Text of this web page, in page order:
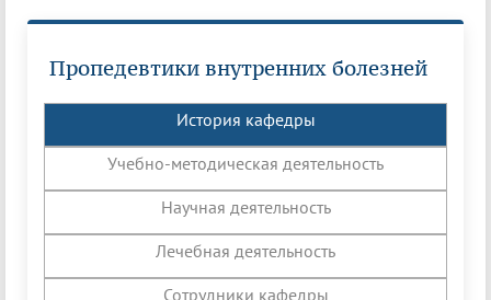
Пропедевтики внутренних болезней
История кафедры
Учебно-методическая деятельность
Научная деятельность
Лечебная деятельность
Сотрудники кафедры